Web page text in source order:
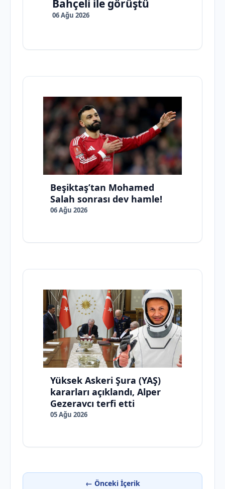
Bahçeli ile görüştü
06 Ağu 2026
Beşiktaş’tan Mohamed
Salah sonrası dev hamle!
06 Ağu 2026
Yüksek Askeri Şura (YAŞ)
kararları açıklandı, Alper
Gezeravcı terfi etti
05 Ağu 2026
← Önceki İçerik